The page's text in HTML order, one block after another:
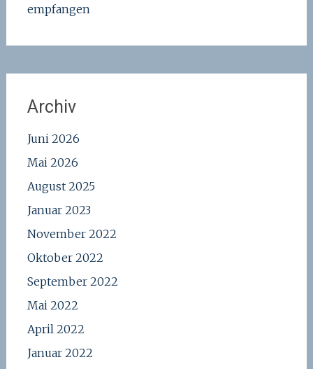
empfangen
Archiv
Juni 2026
Mai 2026
August 2025
Januar 2023
November 2022
Oktober 2022
September 2022
Mai 2022
April 2022
Januar 2022